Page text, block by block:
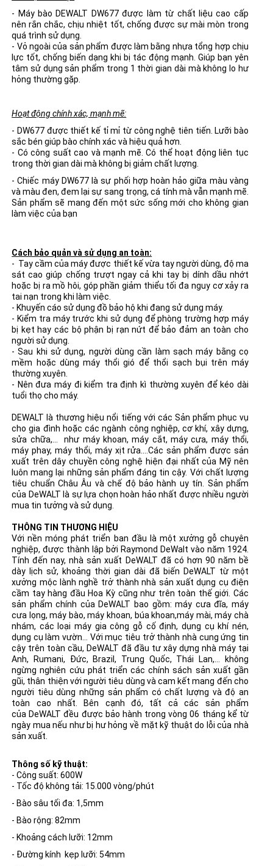
- Máy bào DEWALT DW677 được làm từ chất liệu cao cấp
nên rắn chắc, chịu nhiệt tốt, chống được sự mài mòn trong
quá trình sử dụng.
- Vỏ ngoài của sản phẩm được làm bằng nhựa tổng hợp chịu
lực tốt, chống biến dạng khi bị tác động mạnh. Giúp bạn yên
tâm sử dụng sản phẩm trong 1 thời gian dài mà không lo hư
hỏng thường gặp.
Hoạt động chính xác, mạnh mẽ:
- DW677 được thiết kế tỉ mỉ từ công nghệ tiên tiến. Lưỡi bào
sắc bén giúp bào chính xác và hiệu quả hơn.
- Có công suất cao và mạnh mẽ. Có thể hoạt động liên tục
trong thời gian dài mà không bị giảm chất lượng.
- Chiếc máy DW677 là sự phối hợp hoàn hảo giữa màu vàng
và màu đen, đem lại sự sang trọng, cá tính mà vẫn mạnh mẽ.
Sản phẩm sẽ mang đến một sức sống mới cho không gian
làm việc của bạn
Cách bảo quản và sử dụng an toàn:
- Tay cầm của máy được thiết kế vừa tay người dùng, độ ma
sát cao giúp chống trượt ngay cả khi tay bị dính dầu nhớt
hoặc bị ra mồ hôi, góp phần giảm thiểu tối đa nguy cơ xảy ra
tai nạn trong khi làm việc.
- Khuyến cáo sử dụng đồ bảo hộ khi đang sử dụng máy.
- Kiểm tra máy trước khi sử dụng để phòng trường hợp máy
bị kẹt hay các bộ phận bị rạn nứt để bảo đảm an toàn cho
người sử dụng.
- Sau khi sử dụng, người dùng cần làm sạch máy bằng cọ
mềm hoặc dùng máy thổi gió để thổi sạch bụi trên máy
thường xuyên.
- Nên đưa máy đi kiểm tra định kì thường xuyên để kéo dài
tuổi thọ cho máy.
DEWALT là thương hiệu nổi tiếng với các Sản phẩm phục vụ
cho gia đình hoặc các ngành công nghiệp, cơ khí, xây dựng,
sửa chữa,... như máy khoan, máy cắt, máy cưa, máy thổi,
máy phay, máy thổi, máy xịt rửa....Các sản phẩm được sản
xuất trên dây chuyền công nghệ hiện đại nhất của Mỹ nên
luôn mang lại những sản phẩm đáng tin cậy. Với chất lượng
tiêu chuẩn Châu Âu và chế độ bảo hành uy tín. Sản phẩm
của DeWALT là sự lựa chọn hoàn hảo nhất được nhiều người
mua tin tưởng và sử dụng.
THÔNG TIN THƯƠNG HIỆU
Với nền móng phát triển ban đầu là một xưởng gỗ chuyên
nghiệp, được thành lập bởi Raymond DeWalt vào năm 1924.
Tính đến nay, nhà sản xuất DeWALT đã có hơn 90 năm bề
dày lịch sử, khoảng thời gian dài đã biến DeWALT từ một
xưởng mộc lành nghề trở thành nhà sản xuất dụng cụ điện
cầm tay hàng đầu Hoa Kỳ cũng như trên toàn thế giới. Các
sản phẩm chính của DeWALT bao gồm:máy cưa đĩa, máy
cưa lọng, máy bào,máy khoan, búa khoan,máy mài,máy chà
nhám, các loại máy gia công gỗ cố định, dụng cụ khí nén,
dụng cụ làm vườn... Với mục tiêu trở thành nhà cung ứng tin
cậy trên toàn cầu, DeWALT đã đầu tư xây dựng nhà máy tại
Anh, Rumani, Đức, Brazil, Trung Quốc, Thái Lan,... không
ngừng nghiên cứu phát triển các chính sách sản xuất gần
gũi, thân thiện với người tiêu dùng và cam kết mang đến cho
người tiêu dùng những sản phẩm có chất lượng và độ an
toàn cao nhất. Bên cạnh đó, tất cả các sản phẩm
của DeWALT đều được bảo hành trong vòng 06 tháng kể từ
ngày mua nếu như bị hư hỏng về mặt kỹ thuật do lỗi của nhà
sản xuất.
Thông số kỹ thuật:
- Công suất: 600W
- Tốc độ không tải: 15.000 vòng/phút
- Bào sâu tối đa: 1,5mm
- Bào rộng: 82mm
- Khoảng cách lưỡi: 12mm
- Đường kính kẹp lưỡi: 54mm